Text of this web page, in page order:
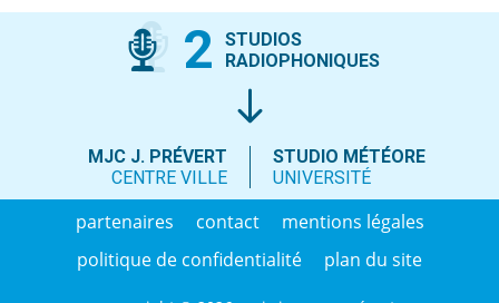
2
STUDIOS
RADIOPHONIQUES
MJC J. PRÉVERT
CENTRE VILLE
STUDIO MÉTÉORE
UNIVERSITÉ
partenaires contact
mentions légales
politique de confidentialité
plan du site